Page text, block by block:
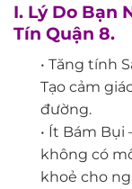
I. Lý Do Bạn
Tín Quận 8.
• Tăng tính
Tạo cảm
đường.
• Ít Bám
không có
khoẻ cho